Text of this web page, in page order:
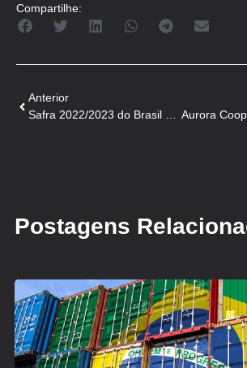
Compartilhe:
Anterior
Safra 2022/2023 do Brasil chega a 322,75 milhões de toneladas
Postagens